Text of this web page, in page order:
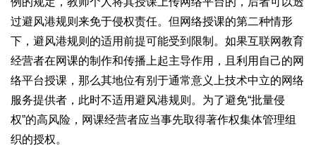
过避风港规则来免于侵权责任。但网络授课的第二种情形
下，避风港规则的适用前提可能受到限制。如果互联网教育
经营者在网课的制作和传播上起主导作用，且利用自己的网
络平台授课，那么其地位有别于通常意义上技术中立的网络
服务提供者，此时不适用避风港规则。为了避免“批量侵
权”的高风险，网课经营者应当事先取得著作权集体管理组
织的授权。